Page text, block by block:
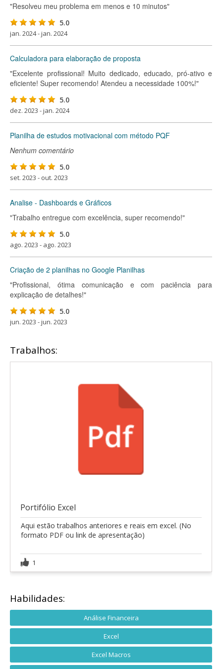
"Resolveu meu problema em menos e 10 minutos"
5.0
jan. 2024 - jan. 2024
Calculadora para elaboração de proposta
"Excelente profissional! Muito dedicado, educado, pró-ativo e
eficiente! Super recomendo! Atendeu a necessidade 100%!"
5.0
dez. 2023 - jan. 2024
Planilha de estudos motivacional com método PQF
Nenhum comentário
5.0
set. 2023 - out. 2023
Analise - Dashboards e Gráficos
"Trabalho entregue com excelência, super recomendo!"
5.0
ago. 2023 - ago. 2023
Criação de 2 planilhas no Google Planilhas
"Profissional, ótima comunicação e com paciência para
explicação de detalhes!"
5.0
jun. 2023 - jun. 2023
Trabalhos:
Portifólio Excel
Aqui estão trabalhos anteriores e reais em excel. (No
formato PDF ou link de apresentação)
1
Habilidades:
Análise Financeira
Excel
Excel Macros